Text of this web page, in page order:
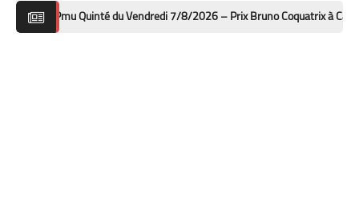
Quinté du Vendredi 7/8/2026 – Prix Bruno Coquatrix à Cabourg :